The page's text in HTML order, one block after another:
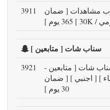
3911
مشاهدات [ ضمان
سناب شات [ متابعين ]
3921
شات [ متابعين -
] [ اجنبي ] [ ضمان
30 يوم ]